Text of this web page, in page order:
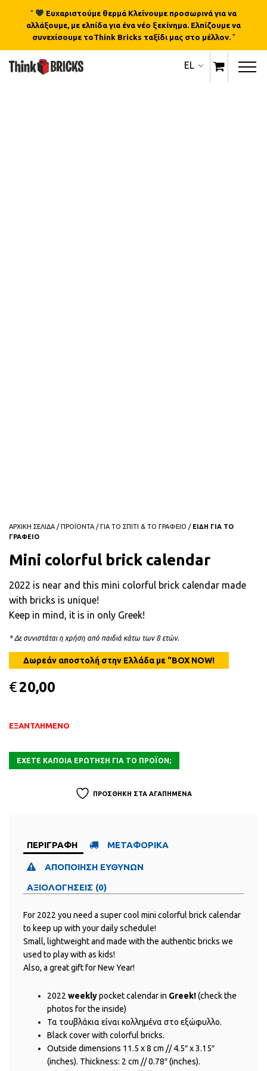
"
Ευχαριστούμε θερμά Κλείνουμε προσωρινά για να
αλλάξουμε, με ελπίδα για ένα νέο ξεκίνημα. Ελπίζουμε να
συνεχίσουμε τοThink Bricks ταξίδι μας στο μέλλον. "
EL
ΑΡΧΙΚΗ ΣΕΛΙΔΑ / ΠΡΟΪΟΝΤΑ / ΓΙΑ ΤΟ ΣΠΙΤΙ & ΤΟ ΓΡΑΦΕΙΟ / ΕΙΔΗ ΓΙΑ ΤΟ
ΓΡΑΦΕΙΟ
Mini colorful brick calendar
2022 is near and this mini colorful brick calendar made
with bricks is unique!
Keep in mind, it is in only Greek!
* Δε συνιστάται η χρήση από παιδιά κάτω των 8 ετών.
€20,00
ΕΞΑΝΤΛΗΜΕΝΟ
ΠΡΟΣΘΗΚΗ ΣΤΑ ΑΓΑΠΗΜΕΝΑ
ΠΕΡΙΓΡΑΦΗ ΜΕΤΑΦΟΡΙΚΑ
ΑΠΟΠΟΙΗΣΗ ΕΥΘΥΝΩΝ
ΑΞΙΟΛΟΓΗΣΕΙΣ (0)
For 2022 you need a super cool mini colorful brick calendar
to keep up with your daily schedule!
Small, lightweight and made with the authentic bricks we
used to play with as kids!
Also, a great gift for New Year!
2022 weeklypocket calendar in Greek!(check the
photos for the inside)
Τα τουβλάκια είναι κολλημένα στο εξώφυλλο.
Black cover with colorful bricks.
Outside dimensions 11.5 x 8 cm // 4.5″ x 3.15″
(inches). Thickness: 2 cm // 0.78″ (inches).
Εξαντλημένο